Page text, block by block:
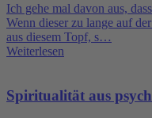
Ich gehe mal davon aus,
Wenn dieser zu lange auf
aus diesem Topf, s…
Weiterlesen
Spiritualität aus